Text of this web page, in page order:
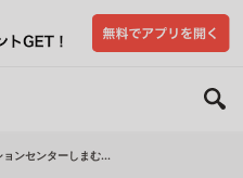
ョンセンターしまむ...